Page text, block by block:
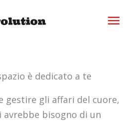
è dedicato a te
gestire gli affari del cuore,
avrebbe bisogno di un